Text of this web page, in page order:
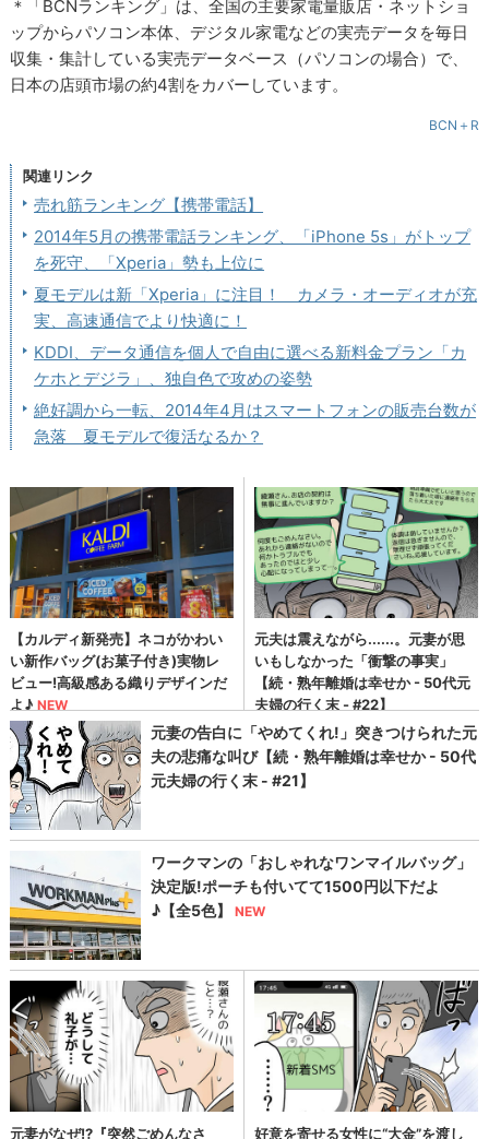
＊「BCNランキング」は、全国の主要家電量販店・ネットショ
ップからパソコン本体、デジタル家電などの実売データを毎日
収集・集計している実売データベース（パソコンの場合）で、
日本の店頭市場の約4割をカバーしています。
BCN＋R
関連リンク
売れ筋ランキング【携帯電話】
2014年5月の携帯電話ランキング、「iPhone 5s」がトップ
を死守、「Xperia」勢も上位に
夏モデルは新「Xperia」に注目！ カメラ・オーディオが充
実、高速通信でより快適に！
KDDI、データ通信を個人で自由に選べる新料金プラン「カ
ケホとデジラ」、独自色で攻めの姿勢
絶好調から一転、2014年4月はスマートフォンの販売台数が
急落 夏モデルで復活なるか？